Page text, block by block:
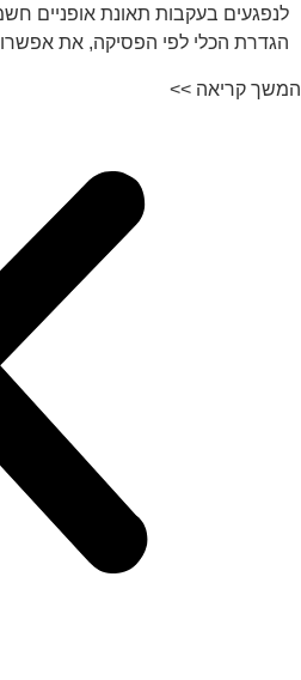
לנפגעים בעקבות תאונת אופניים
הגדרת הכלי לפי הפסיקה, את
המשך קריאה >>